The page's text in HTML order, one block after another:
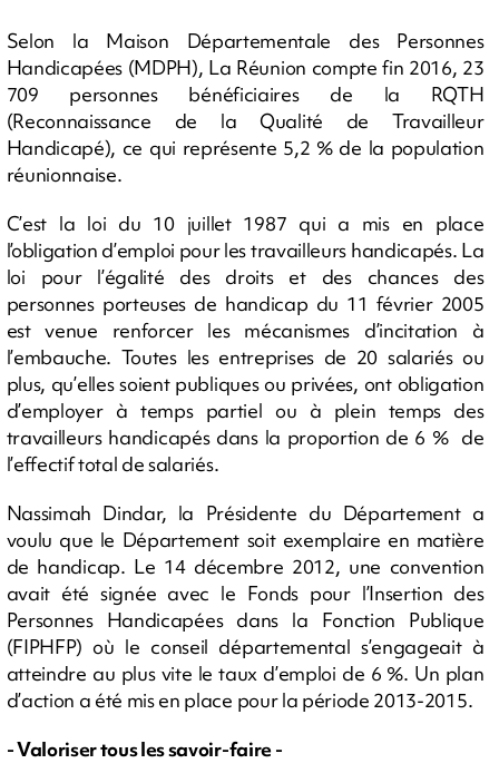
Selon la Maison Départementale des Personnes
Handicapées (MDPH), La Réunion compte fin 2016, 23
709 personnes bénéficiaires de la RQTH
(Reconnaissance de la Qualité de Travailleur
Handicapé), ce qui représente 5,2 % de la population
réunionnaise.
C’est la loi du 10 juillet 1987 qui a mis en place
l’obligation d’emploi pour les travailleurs handicapés. La
loi pour l’égalité des droits et des chances des
personnes porteuses de handicap du 11 février 2005
est venue renforcer les mécanismes d’incitation à
l’embauche. Toutes les entreprises de 20 salariés ou
plus, qu’elles soient publiques ou privées, ont obligation
d’employer à temps partiel ou à plein temps des
travailleurs handicapés dans la proportion de 6 % de
l’effectif total de salariés.
Nassimah Dindar, la Présidente du Département a
voulu que le Département soit exemplaire en matière
de handicap. Le 14 décembre 2012, une convention
avait été signée avec le Fonds pour l’Insertion des
Personnes Handicapées dans la Fonction Publique
(FIPHFP) où le conseil départemental s’engageait à
atteindre au plus vite le taux d’emploi de 6 %. Un plan
d’action a été mis en place pour la période 2013-2015.
- Valoriser tous les savoir-faire -